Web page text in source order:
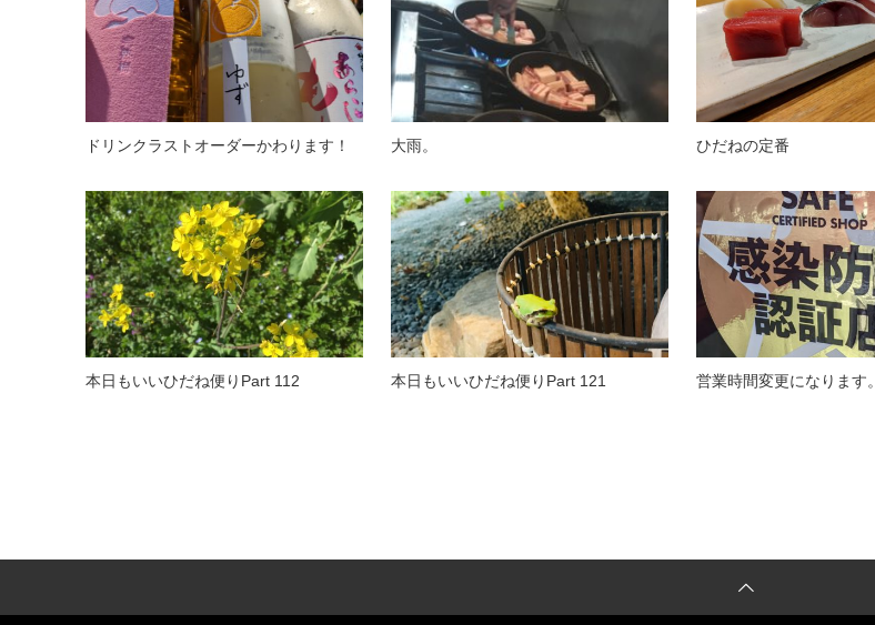
ドリンクラストオーダーかわります！ 大雨。 ひだねの定番
本日もいいひだね便りPart 112 本日もいいひだね便りPart 121 営業時間変更になります。